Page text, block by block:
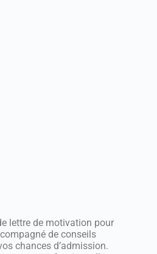
lettre de motivation pour
de conseils
chances d’admission.